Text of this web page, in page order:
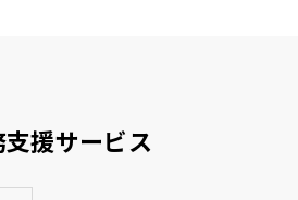
援サービス